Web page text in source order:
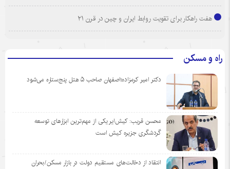
هفت راهکار برای تقویت روابط ایران و چین در قرن ۲۱
راه و مسکن
دکتر امیر کرمزاده؛اصفهان صاحب ۵ هتل پنج‌ستاره می‌شود
محسن قریب: کیش‌ایر یکی از مهم‌ترین ابزارهای توسعه
گردشگری جزیره کیش است
انتقاد از دخالت‌های مستقیم دولت در بازار مسکن/بحران